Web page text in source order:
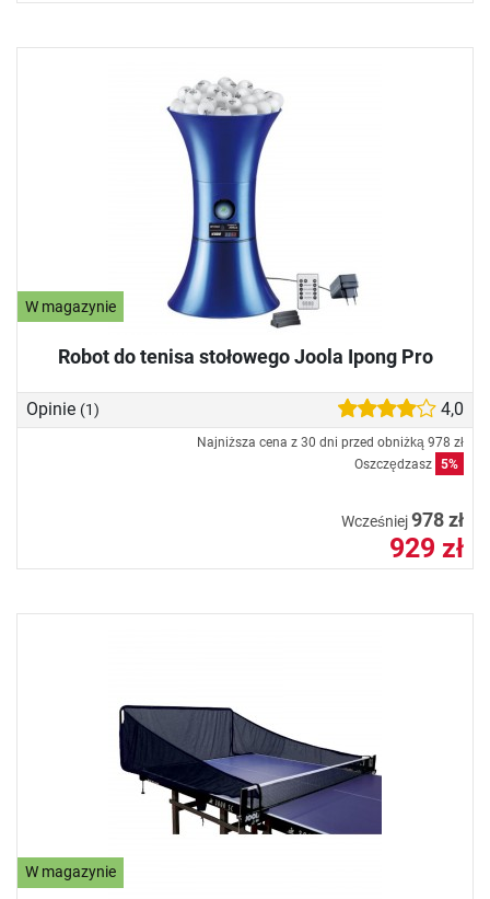
W magazynie
Robot do tenisa stołowego Joola Ipong Pro
Opinie (1) 4,0
Najniższa cena z 30 dni przed obniżką 978 zł
Oszczędzasz 5%
Wcześniej978 zł
929 zł
W magazynie